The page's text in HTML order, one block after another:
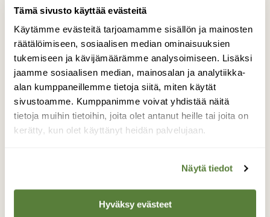
Tämä sivusto käyttää evästeitä
Käytämme evästeitä tarjoamamme sisällön ja mainosten
räätälöimiseen, sosiaalisen median ominaisuuksien
tukemiseen ja kävijämäärämme analysoimiseen. Lisäksi
jaamme sosiaalisen median, mainosalan ja analytiikka-
alan kumppaneillemme tietoja siitä, miten käytät
sivustoamme. Kumppanimme voivat yhdistää näitä
tietoja muihin tietoihin, joita olet antanut heille tai joita on
kerätty, kun olet käyttänyt heidän palvelujaan.
Näytä tiedot
Hyväksy evästeet
Lisää aiheesta
UUSIN NUMERO
5/26
Tilaa lukuoikeus »